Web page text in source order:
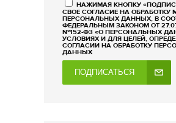
НАЖИМАЯ КНОПКУ
СВОЕ СОГЛАСИЕ НА ОБРАБОТКУ
ПЕРСОНАЛЬНЫХ ДАННЫХ, В
ФЕДЕРАЛЬНЫМ ЗАКОНОМ ОТ
№152-ФЗ «О ПЕРСОНАЛЬНЫХ
УСЛОВИЯХ И ДЛЯ ЦЕЛЕЙ,
СОГЛАСИИ НА ОБРАБОТКУ
ДАННЫХ
ПОДПИСАТЬСЯ